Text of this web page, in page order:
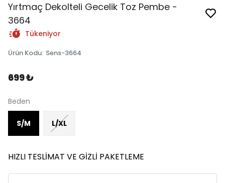
Yırtmaç Dekolteli Gecelik Toz Pembe -
3664
Tükeniyor
Ürün Kodu: Sens-3664
699 ₺
Beden
S/M L/XL
HIZLI TESLİMAT VE GİZLİ PAKETLEME